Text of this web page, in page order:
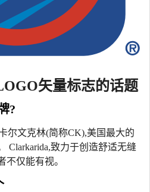
矢量标志的话题
?
尔文克林(简称CK),美国最大的
Clarkarida,致力于创造舒适无缝
不仅能有视。